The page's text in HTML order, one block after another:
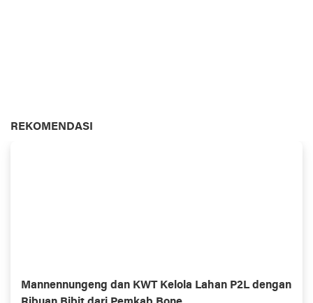
REKOMENDASI
Mannennungeng dan KWT Kelola Lahan P2L dengan